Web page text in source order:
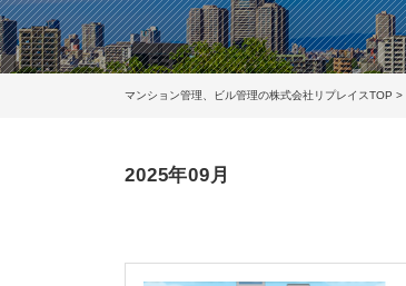
マンション管理、ビル管理の株式会社リプレイスTOP >
2025年09月